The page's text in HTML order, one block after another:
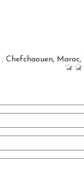
: Chefchaouen, Maroc,